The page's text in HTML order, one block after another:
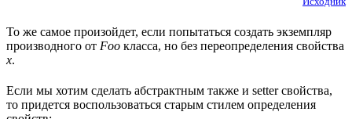
То же самое произойдет, если попытаться создать экземпляр
производного от Foo класса, но без переопределения свойства
x.
Если мы хотим сделать абстрактным также и setter свойства,
то придется воспользоваться старым стилем определения